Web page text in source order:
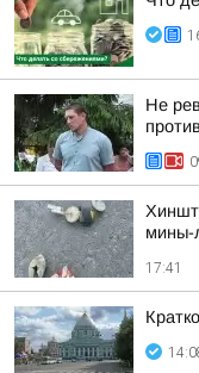
Не
мины-
17:41